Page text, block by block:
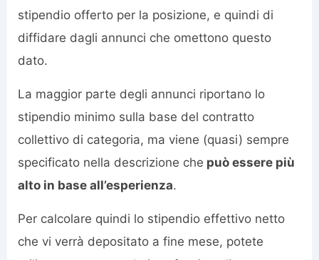
stipendio offerto per la posizione, e quindi di
diffidare dagli annunci che omettono questo
dato.
La maggior parte degli annunci riportano lo
stipendio minimo sulla base del contratto
collettivo di categoria, ma viene (quasi) sempre
specificato nella descrizione che può essere più
alto in base all’esperienza.
Per calcolare quindi lo stipendio effettivo netto
che vi verrà depositato a fine mese, potete